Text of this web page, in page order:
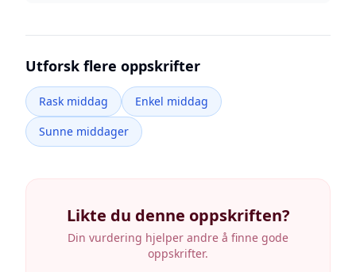
Utforsk flere oppskrifter
Rask middag
Enkel middag
Sunne middager
Likte du denne oppskriften?
Din vurdering hjelper andre å finne gode
oppskrifter.